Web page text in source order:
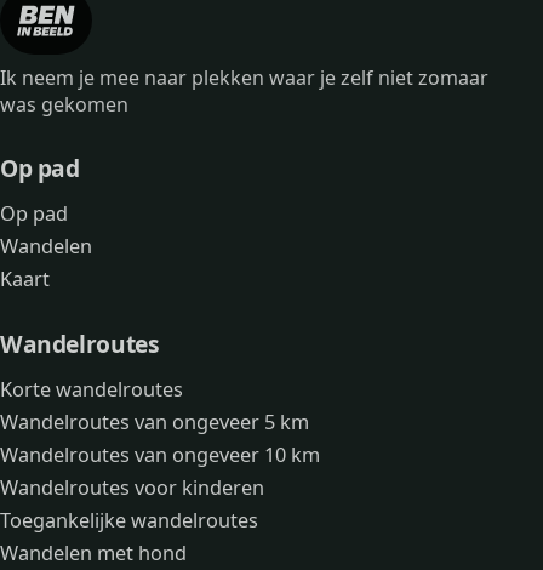
Ik neem je mee naar plekken waar je zelf niet zomaar
was gekomen
Op pad
Op pad
Wandelen
Kaart
Wandelroutes
Korte wandelroutes
Wandelroutes van ongeveer 5 km
Wandelroutes van ongeveer 10 km
Wandelroutes voor kinderen
Toegankelijke wandelroutes
Wandelen met hond